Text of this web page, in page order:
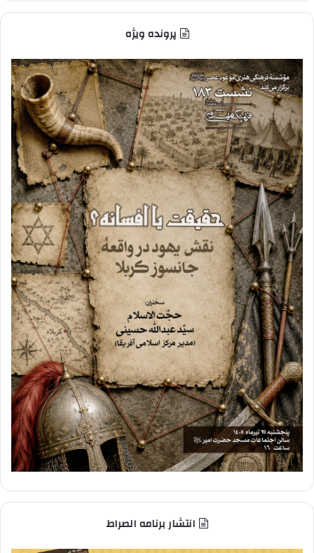
پرونده ویژه
انتشار برنامه الصراط